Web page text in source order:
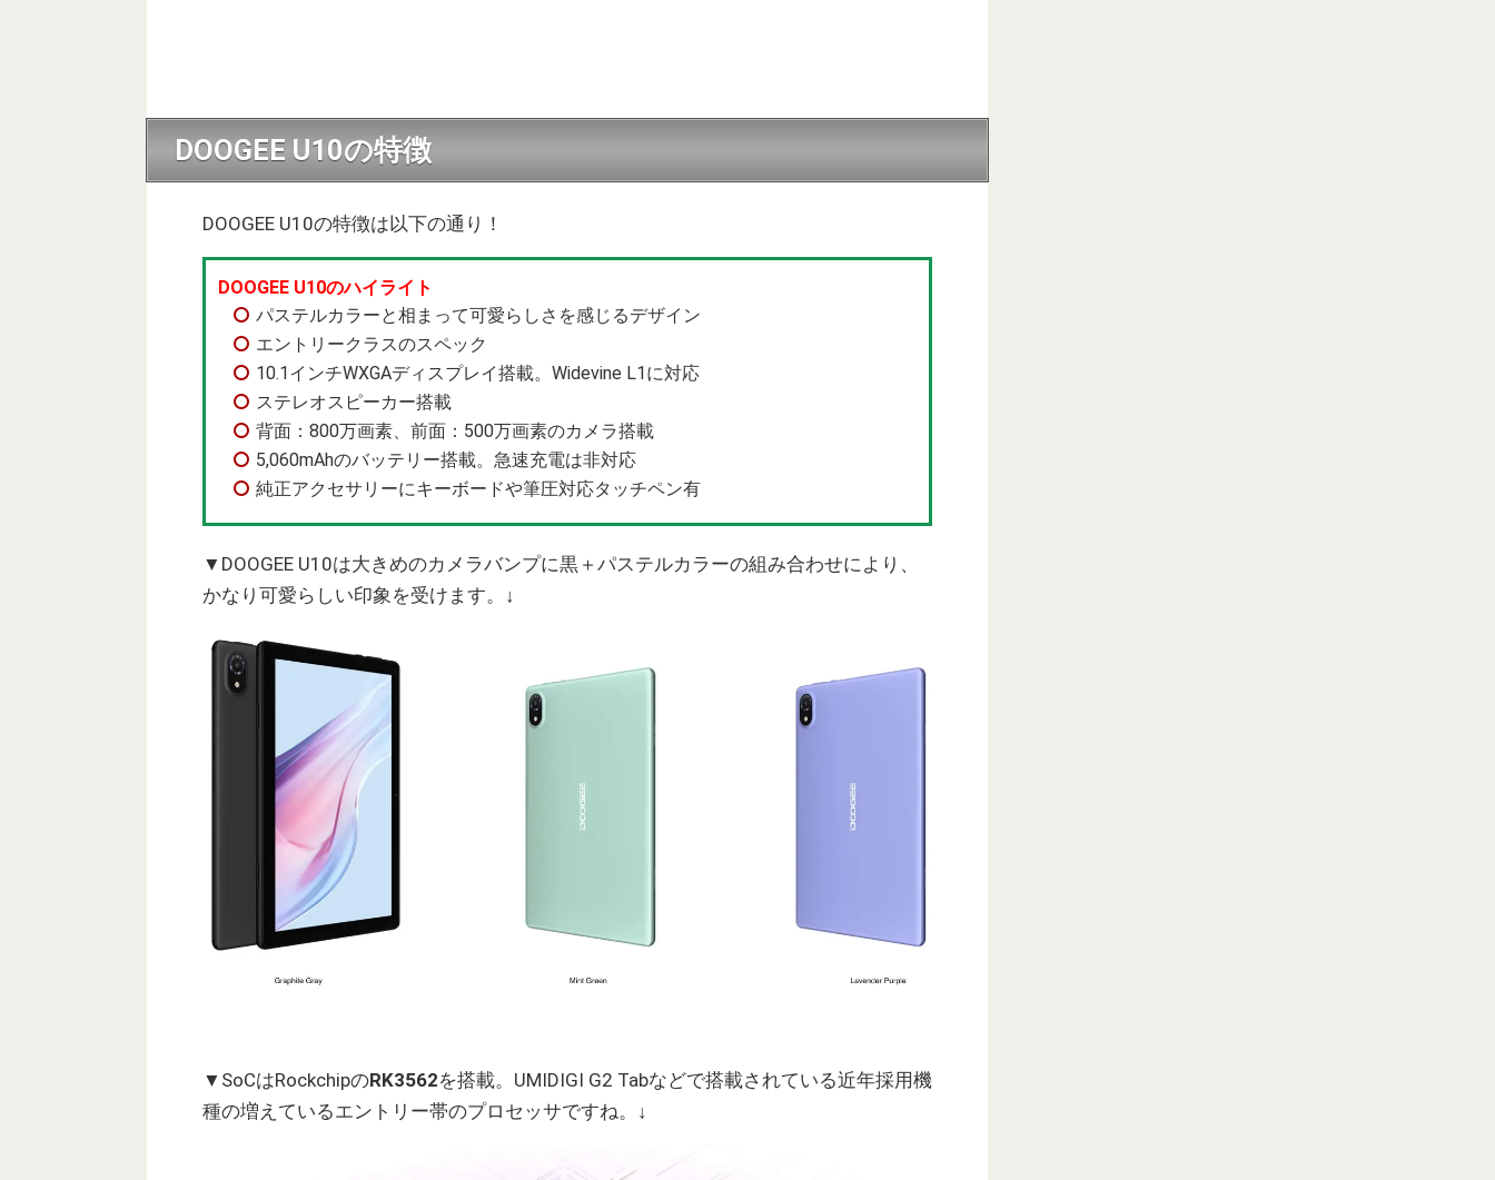
DOOGEE U10の特徴
DOOGEE U10の特徴は以下の通り！
DOOGEE U10のハイライト
パステルカラーと相まって可愛らしさを感じるデザイン
エントリークラスのスペック
10.1インチWXGAディスプレイ搭載。Widevine L1に対応
ステレオスピーカー搭載
背面：800万画素、前面：500万画素のカメラ搭載
5,060mAhのバッテリー搭載。急速充電は非対応
純正アクセサリーにキーボードや筆圧対応タッチペン有
▼DOOGEE U10は大きめのカメラバンプに黒＋パステルカラーの組み合わせにより、
かなり可愛らしい印象を受けます。↓
▼SoCはRockchipのRK3562を搭載。UMIDIGI G2 Tabなどで搭載されている近年採用機
種の増えているエントリー帯のプロセッサですね。↓